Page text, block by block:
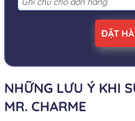
ĐẶT
NHỮNG LƯU Ý KHI
MR. CHARME